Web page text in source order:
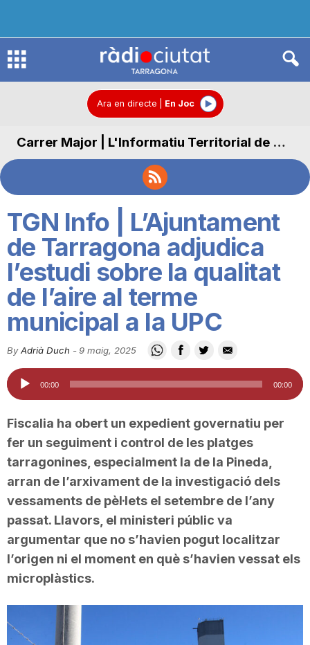
R
d
C
u
a
t
d
T
Ara en directe En Joc
Carrer Major | L'Informatiu Territorial de Carrer Major
TGN Info | L’Ajuntament
de Tarragona adjudica
l’estudi sobre la qualitat
de l’aire al terme
municipal a la UPC
By Adrià Duch -9 maig, 2025
Reproductor
d'àudio
00:00 00:00
Fiscalia ha obert un expedient governatiu per
fer un seguiment i control de les platges
tarragonines, especialment la de la Pineda,
arran de l’arxivament de la investigació dels
vessaments de pèl·lets el setembre de l’any
passat. Llavors, el ministeri públic va
argumentar que no s’havien pogut localitzar
l’origen ni el moment en què s’havien vessat els
microplàstics.